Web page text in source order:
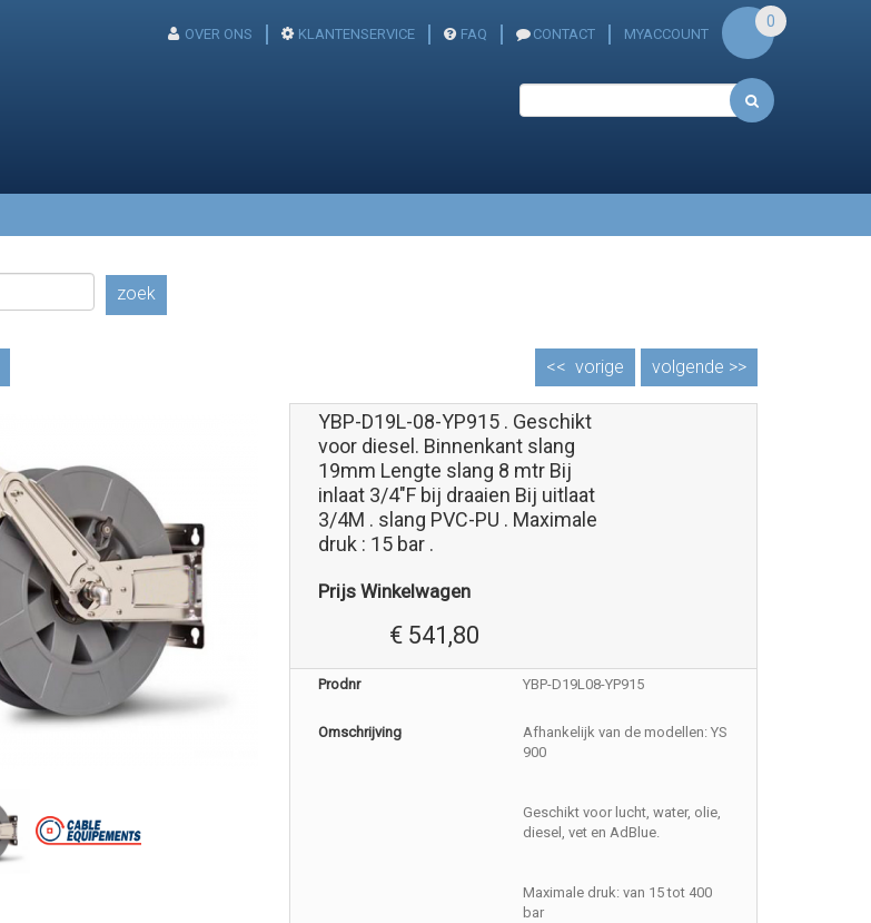
OVER ONS KLANTENSERVICE FAQ CONTACT MYACCOUNT
0
zoek
volgende >>
<< vorige
YBP-D19L-08-YP915 . Geschikt
voor diesel. Binnenkant slang
19mm Lengte slang 8 mtr Bij
inlaat 3/4"F bij draaien Bij uitlaat
3/4M . slang PVC-PU . Maximale
druk : 15 bar .
Prijs Winkelwagen
€ 541,80
Prodnr YBP-D19L08-YP915
Omschrijving
Afhankelijk van de modellen: YS
900
Geschikt voor lucht, water, olie,
diesel, vet en AdBlue.
Maximale druk: van 15 tot 400
bar